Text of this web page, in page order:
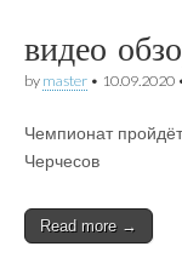
видео
by master • 10.09.2020
Чемпионат
Черчесов
Read more →